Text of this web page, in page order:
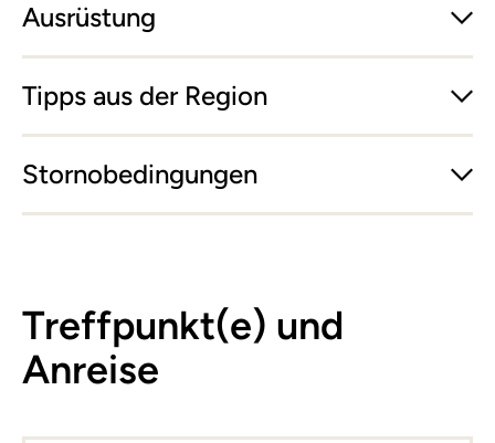
Ausrüstung
Tipps aus der Region
Stornobedingungen
Treffpunkt(e) und
Anreise